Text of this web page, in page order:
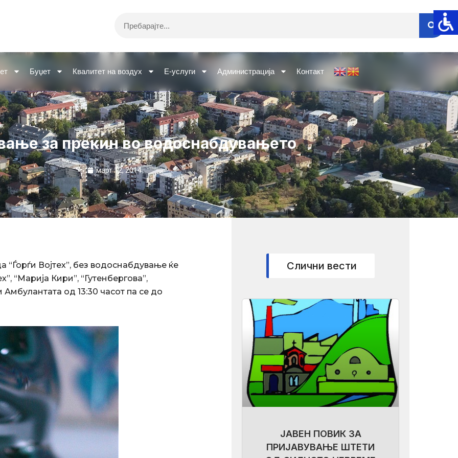
Буџет Квалитет на воздух Е-услуги Администрација Контакт
за прекин во водоснабдувањето
март 12, 2014
Војтех”, без водоснабдување ќе
“Марија Кири”, “Гутенбергова”,
од 13:30 часот па се до
Слични вести
ЈАВЕН ПОВИК ЗА
ПРИЈАВУВАЊЕ ШТЕТИ